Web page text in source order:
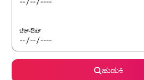
ಚೆಕ್-ಔಟ್
ಹುಡುಕಿ